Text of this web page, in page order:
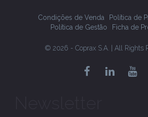
Condições de Venda
Política de
Política de Gestão
Ficha de
© 2026 - Coprax S.A. | All Rights